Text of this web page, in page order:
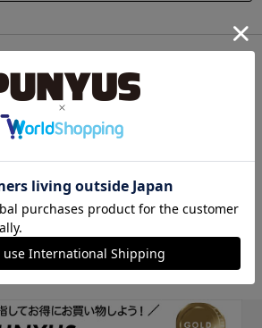
登録をしていただくと次回以降、そのIDで
ます。